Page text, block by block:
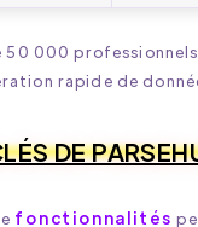
50 000
rapide de
DE
fonctionnalités